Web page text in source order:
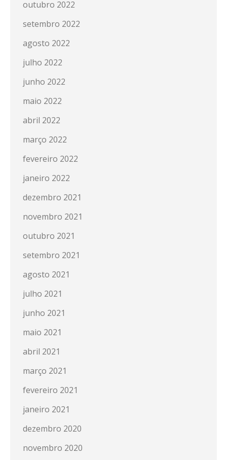
outubro 2022
setembro 2022
agosto 2022
julho 2022
junho 2022
maio 2022
abril 2022
março 2022
fevereiro 2022
janeiro 2022
dezembro 2021
novembro 2021
outubro 2021
setembro 2021
agosto 2021
julho 2021
junho 2021
maio 2021
abril 2021
março 2021
fevereiro 2021
janeiro 2021
dezembro 2020
novembro 2020